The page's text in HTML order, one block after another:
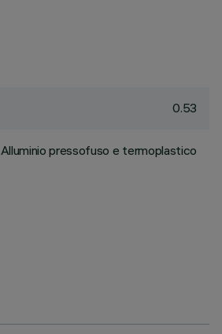
0.53
Alluminio pressofuso e termoplastico